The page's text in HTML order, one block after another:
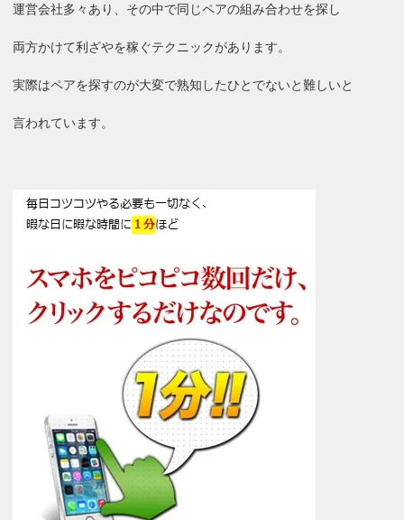
運営会社多々あり、その中で同じペアの組み合わせを探し
両方かけて利ざやを稼ぐテクニックがあります。
実際はペアを探すのが大変で熟知したひとでないと難しいと
言われています。